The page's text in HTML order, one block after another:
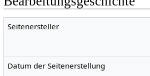
Seitenersteller
Datum der Seitenerstellung